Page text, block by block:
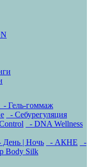
- Гель-гоммаж
- Себурегуляция
- DNA Wellness
День | Ночь - АКНЕ
-
Body Silk